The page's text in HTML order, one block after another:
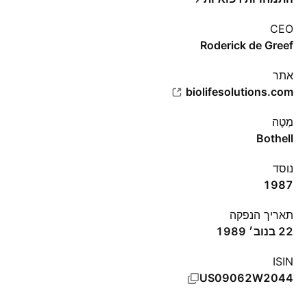
CEO
Roderick de Greef
אתר‏
biolifesolutions.com
מַטֶה
Bothell
נוסד
1987
תאריך הנפקה
22 בנוב׳ 1989
ISIN
US09062W2044